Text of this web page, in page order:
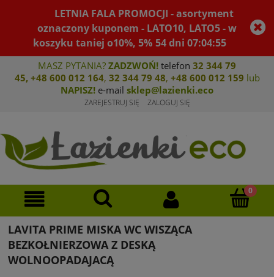
LETNIA FALA PROMOCJI - asortyment
oznaczony kuponem - LATO10, LATO5 - w
koszyku taniej o10%, 5% 54dni07:04:55
MASZ PYTANIA? ZADZWOŃ! telefon 32 344 79
45, +48 600 012 164, 32 344 79 48, +48 600 012 159 lub
NAPISZ! e-mail sklep@lazienki.eco
ZAREJESTRUJ SIĘ ZALOGUJ SIĘ
LAVITA PRIME MISKA WC WISZĄCA
BEZKOŁNIERZOWA Z DESKĄ
WOLNOOPADAJACĄ